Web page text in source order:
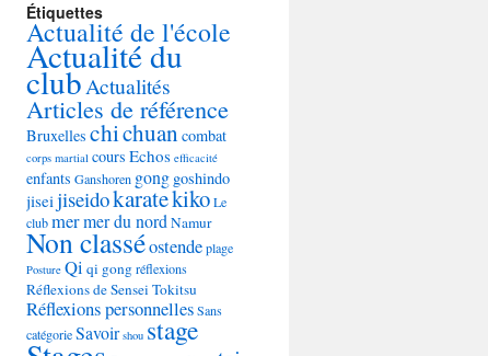
Étiquettes
Actualité de l'école
Actualité du
clubActualités
Articles de référence
Bruxelles chichuan combat
corps martial cours Echos efficacité
enfants Ganshoren gong goshindo
jiseijiseidokaratekikoLe
clubmermer du nord Namur
Non classéostendeplage
Posture Qi qi gongréflexions
Réflexions de Sensei Tokitsu
Réflexions personnellesSans
catégorieSavoir shou stage